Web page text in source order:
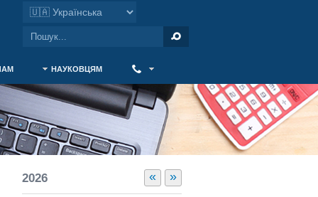
НАУКОВЦЯМ
« »
2026